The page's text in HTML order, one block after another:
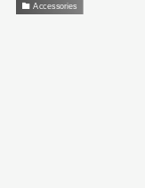
Accessories